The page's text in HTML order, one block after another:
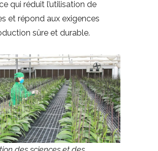
qui réduit l’utilisation de
et répond aux exigences
sûre et durable.